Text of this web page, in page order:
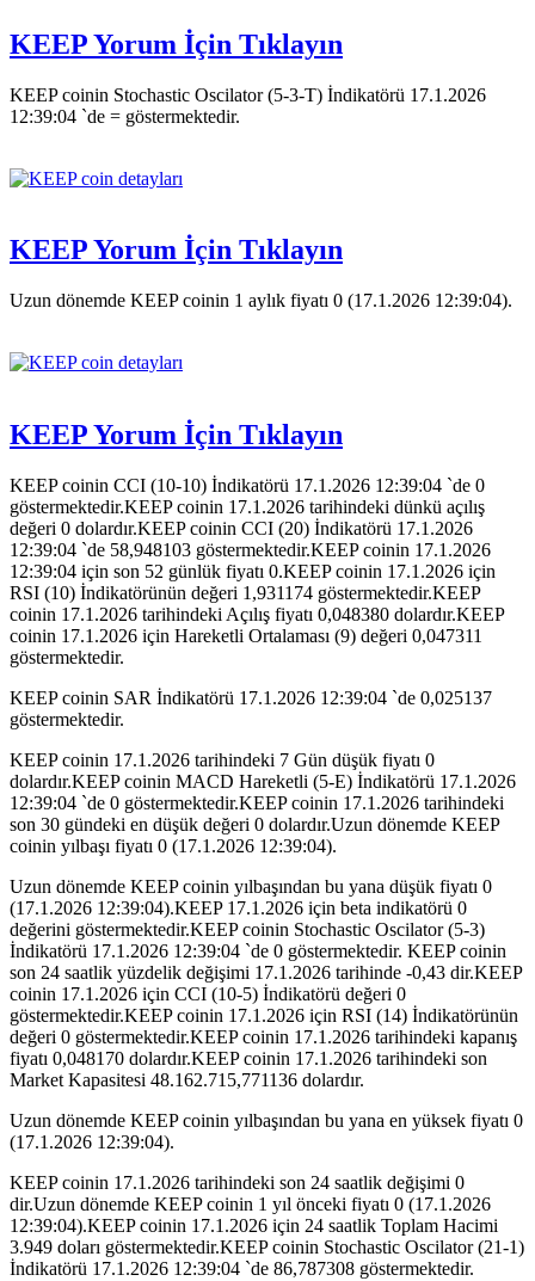
KEEP Yorum İçin Tıklayın
KEEP coinin Stochastic Oscilator (5-3-T) İndikatörü 17.1.2026
12:39:04 `de = göstermektedir.
KEEP Yorum İçin Tıklayın
Uzun dönemde KEEP coinin 1 aylık fiyatı 0 (17.1.2026 12:39:04).
KEEP Yorum İçin Tıklayın
KEEP coinin CCI (10-10) İndikatörü 17.1.2026 12:39:04 `de 0
göstermektedir.KEEP coinin 17.1.2026 tarihindeki dünkü açılış
değeri 0 dolardır.KEEP coinin CCI (20) İndikatörü 17.1.2026
12:39:04 `de 58,948103 göstermektedir.KEEP coinin 17.1.2026
12:39:04 için son 52 günlük fiyatı 0.KEEP coinin 17.1.2026 için
RSI (10) İndikatörünün değeri 1,931174 göstermektedir.KEEP
coinin 17.1.2026 tarihindeki Açılış fiyatı 0,048380 dolardır.KEEP
coinin 17.1.2026 için Hareketli Ortalaması (9) değeri 0,047311
göstermektedir.
KEEP coinin SAR İndikatörü 17.1.2026 12:39:04 `de 0,025137
göstermektedir.
KEEP coinin 17.1.2026 tarihindeki 7 Gün düşük fiyatı 0
dolardır.KEEP coinin MACD Hareketli (5-E) İndikatörü 17.1.2026
12:39:04 `de 0 göstermektedir.KEEP coinin 17.1.2026 tarihindeki
son 30 gündeki en düşük değeri 0 dolardır.Uzun dönemde KEEP
coinin yılbaşı fiyatı 0 (17.1.2026 12:39:04).
Uzun dönemde KEEP coinin yılbaşından bu yana düşük fiyatı 0
(17.1.2026 12:39:04).KEEP 17.1.2026 için beta indikatörü 0
değerini göstermektedir.KEEP coinin Stochastic Oscilator (5-3)
İndikatörü 17.1.2026 12:39:04 `de 0 göstermektedir. KEEP coinin
son 24 saatlik yüzdelik değişimi 17.1.2026 tarihinde -0,43 dir.KEEP
coinin 17.1.2026 için CCI (10-5) İndikatörü değeri 0
göstermektedir.KEEP coinin 17.1.2026 için RSI (14) İndikatörünün
değeri 0 göstermektedir.KEEP coinin 17.1.2026 tarihindeki kapanış
fiyatı 0,048170 dolardır.KEEP coinin 17.1.2026 tarihindeki son
Market Kapasitesi 48.162.715,771136 dolardır.
Uzun dönemde KEEP coinin yılbaşından bu yana en yüksek fiyatı 0
(17.1.2026 12:39:04).
KEEP coinin 17.1.2026 tarihindeki son 24 saatlik değişimi 0
dir.Uzun dönemde KEEP coinin 1 yıl önceki fiyatı 0 (17.1.2026
12:39:04).KEEP coinin 17.1.2026 için 24 saatlik Toplam Hacimi
3.949 doları göstermektedir.KEEP coinin Stochastic Oscilator (21-1)
İndikatörü 17.1.2026 12:39:04 `de 86,787308 göstermektedir.